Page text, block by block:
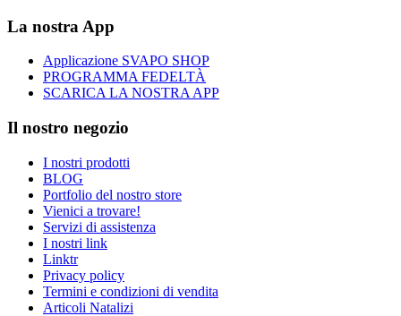
La nostra App
Applicazione SVAPO SHOP
PROGRAMMA FEDELTÀ
SCARICA LA NOSTRA APP
Il nostro negozio
I nostri prodotti
BLOG
Portfolio del nostro store
Vienici a trovare!
Servizi di assistenza
I nostri link
Linktr
Privacy policy
Termini e condizioni di vendita
Articoli Natalizi